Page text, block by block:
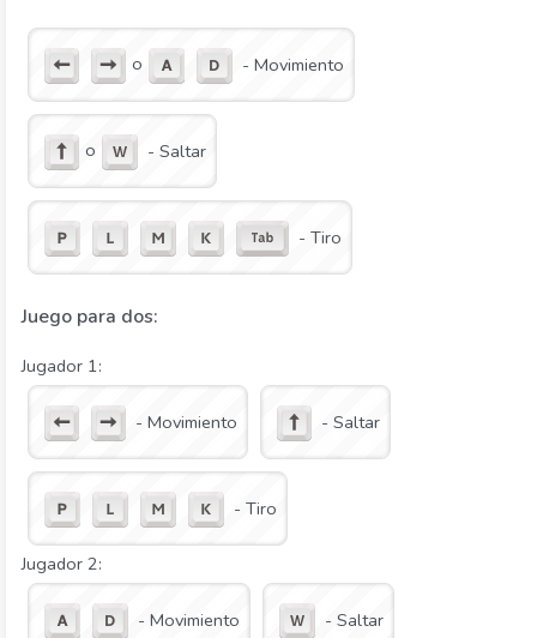
o - Movimiento
o - Saltar
- Tiro
Juego para dos:
Jugador 1:
- Movimiento - Saltar
- Tiro
Jugador 2:
- Movimiento - Saltar